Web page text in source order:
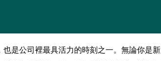
是公司裡最具活力的時刻之一。無論你